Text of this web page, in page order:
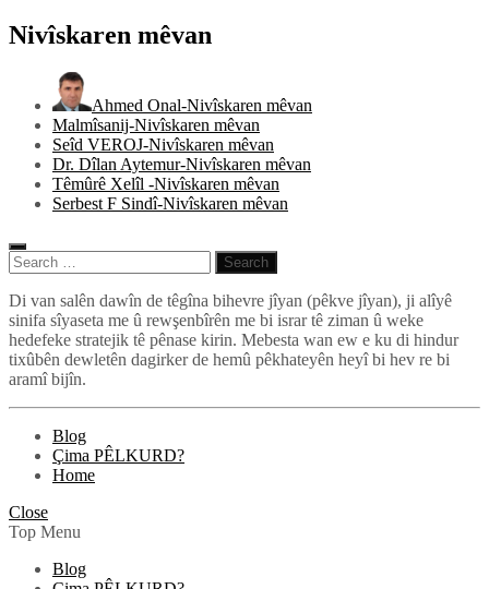
Nivîskaren mêvan
Ahmed Onal-Nivîskaren mêvan
Malmîsanij-Nivîskaren mêvan
Seîd VEROJ-Nivîskaren mêvan
Dr. Dîlan Aytemur-Nivîskaren mêvan
Têmûrê Xelîl -Nivîskaren mêvan
Serbest F Sindî-Nivîskaren mêvan
Search
for:
Pêlkurd
Di van salên dawîn de têgîna bihevre jîyan (pêkve jîyan), ji alîyê
sinifa sîyaseta me û rewşenbîrên me bi israr tê ziman û weke
hedefeke stratejik tê pênase kirin. Mebesta wan ew e ku di hindur
tixûbên dewletên dagirker de hemû pêkhateyên heyî bi hev re bi
aramî bijîn.
Blog
Çima PÊLKURD?
Home
Close
Top Menu
Blog